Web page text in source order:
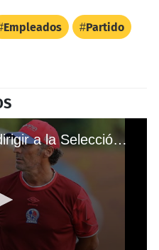
Empleados Partido
Pedro Troglio sobre dirigir a la Selección de Honduras: “Como técnico del Olimpia tengo que apoyar a Coito”